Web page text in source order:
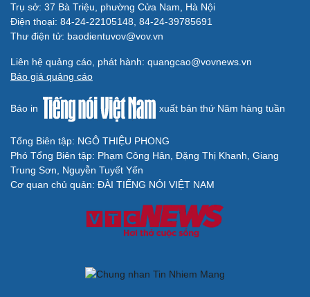
Trụ sở: 37 Bà Triệu, phường Cửa Nam, Hà Nội
Điện thoại: 84-24-22105148, 84-24-39785691
Thư điện tử: baodientuvov@vov.vn
Liên hệ quảng cáo, phát hành: quangcao@vovnews.vn
Báo giá quảng cáo
Báo in xuất bản thứ Năm hàng tuần
Tổng Biên tập: NGÔ THIỆU PHONG
Phó Tổng Biên tập: Phạm Công Hân, Đặng Thị Khanh, Giang
Trung Sơn, Nguyễn Tuyết Yến
Cơ quan chủ quản: ĐÀI TIẾNG NÓI VIỆT NAM